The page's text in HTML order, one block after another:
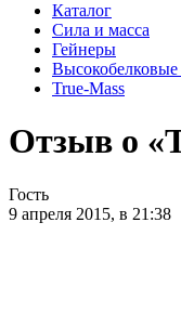
Каталог
Сила и масса
Гейнеры
True-Mass
Отзыв о
Гость
9 апреля 2015, в 21:38